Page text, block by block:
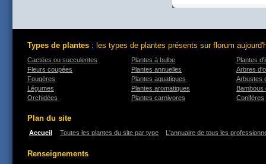
Types de plantes : les types de plantes présents sur florum
Cactées ou succulentes
Fleurs coupées
Fougères
Légumes
Orchidées
Plantes à bulbe
Plantes annuelles
Plantes aquatiques
Plantes aromatiques
Plantes carnivores
Plantes
Arbres
Arbustes
Bambous
Conifères
Plan du site
Accueil Toutes les plantes du site par type L'annuaire de tous les
Renseignements